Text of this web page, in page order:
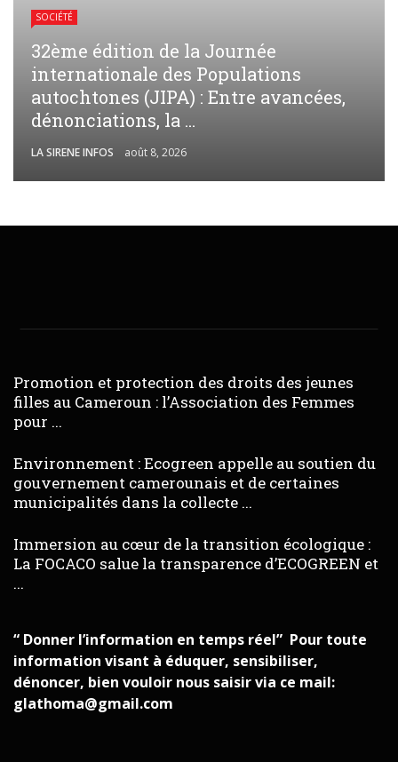
SOCIÉTÉ
32ème édition de la Journée
internationale des Populations
autochtones (JIPA) : Entre avancées,
dénonciations, la ...
LA SIRENE INFOS août 8, 2026
Promotion et protection des droits des jeunes
filles au Cameroun : l’Association des Femmes
pour ...
Environnement : Ecogreen appelle au soutien du
gouvernement camerounais et de certaines
municipalités dans la collecte ...
Immersion au cœur de la transition écologique :
La FOCACO salue la transparence d’ECOGREEN et
...
“ Donner l’information en temps réel” Pour toute
information visant à éduquer, sensibiliser,
dénoncer, bien vouloir nous saisir via ce mail:
glathoma@gmail.com